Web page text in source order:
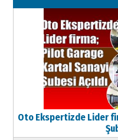
Oto Ekspertizde Lider